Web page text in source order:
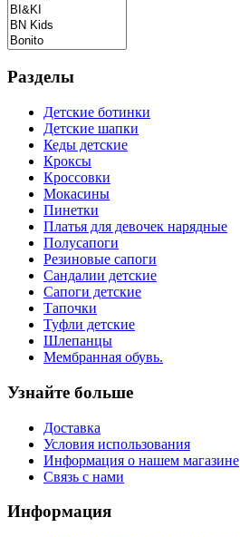
Разделы
Детские ботинки
Детские шапки
Кеды детские
Кроксы
Кроссовки
Мокасины
Пинетки
Платья для девочек нарядные
Полусапоги
Резиновые сапоги
Сандалии детские
Сапоги детские
Тапочки
Туфли детские
Шлепанцы
Мембранная обувь.
Узнайте больше
Доставка
Условия использования
Информация о нашем магазине
Связь с нами
Информация